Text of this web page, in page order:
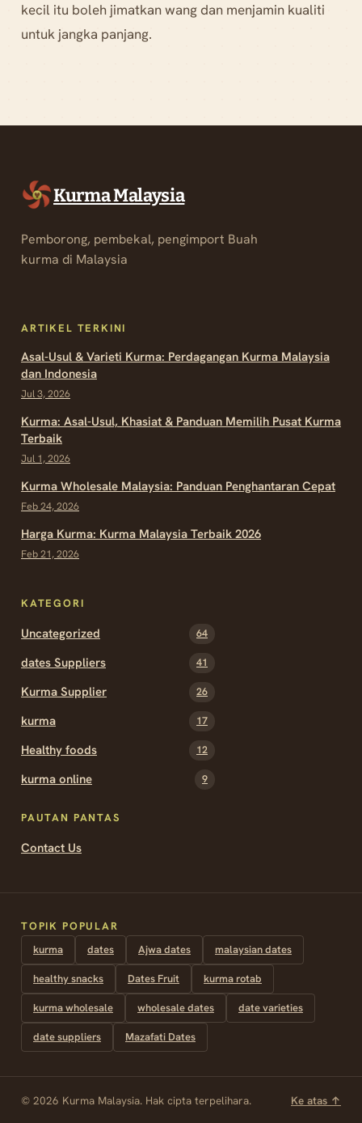
kecil itu boleh jimatkan wang dan menjamin kualiti
untuk jangka panjang.
Kurma Malaysia
Pemborong, pembekal, pengimport Buah
kurma di Malaysia
ARTIKEL TERKINI
Asal-Usul & Varieti Kurma: Perdagangan Kurma Malaysia
dan Indonesia
Jul 3, 2026
Kurma: Asal-Usul, Khasiat & Panduan Memilih Pusat Kurma
Terbaik
Jul 1, 2026
Kurma Wholesale Malaysia: Panduan Penghantaran Cepat
Feb 24, 2026
Harga Kurma: Kurma Malaysia Terbaik 2026
Feb 21, 2026
KATEGORI
Uncategorized 64
dates Suppliers 41
Kurma Supplier 26
kurma 17
Healthy foods 12
kurma online 9
PAUTAN PANTAS
Contact Us
TOPIK POPULAR
kurma
dates Ajwa dates malaysian dates
healthy snacks Dates Fruit kurma rotab
kurma wholesale wholesale dates date varieties
date suppliers Mazafati Dates
© 2026 Kurma Malaysia. Hak cipta terpelihara. Ke atas ↑